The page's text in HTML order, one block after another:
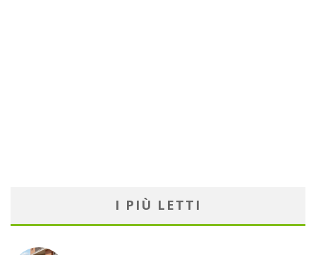
I PIÙ LETTI